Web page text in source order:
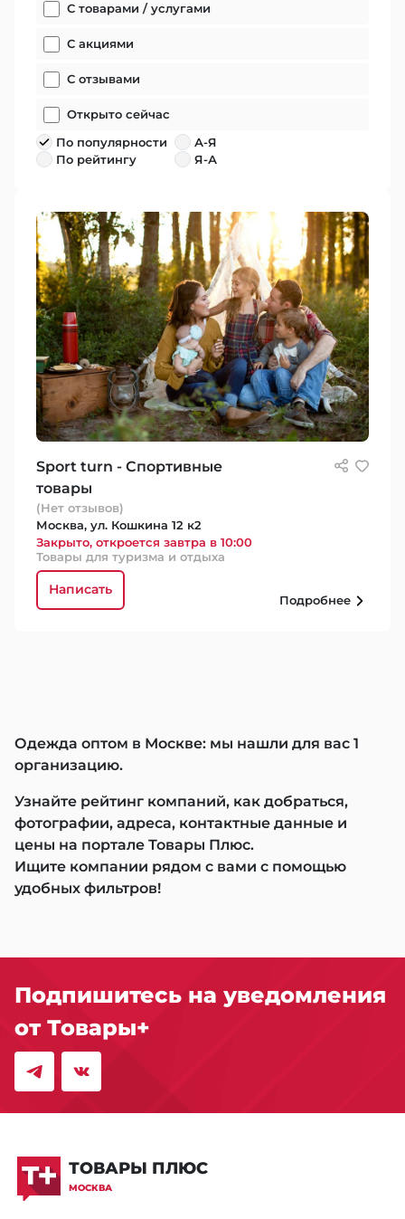
С товарами / услугами
С акциями
С отзывами
Открыто сейчас
По популярности
По рейтингу
А-Я
Я-А
Sport turn - Спортивные
товары
(Нет отзывов)
Москва, ул. Кошкина 12 к2
Закрыто, откроется завтра в 10:00
Товары для туризма и отдыха
Написать
Подробнее
Одежда оптом в Москве: мы нашли для вас 1
организацию.
Узнайте рейтинг компаний, как добраться,
фотографии, адреса, контактные данные и
цены на портале Товары Плюс.
Ищите компании рядом с вами с помощью
удобных фильтров!
Подпишитесь на уведомления
от Товары+
ТОВАРЫ ПЛЮС
МОСКВА